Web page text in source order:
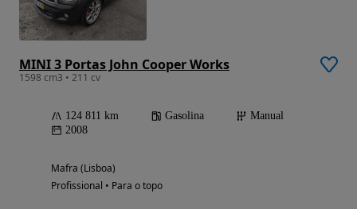
MINI 3 Portas John Cooper Works
1598 cm3 • 211 cv
124 811 km Gasolina
Manual
2008
Mafra (Lisboa)
Profissional • Para o topo